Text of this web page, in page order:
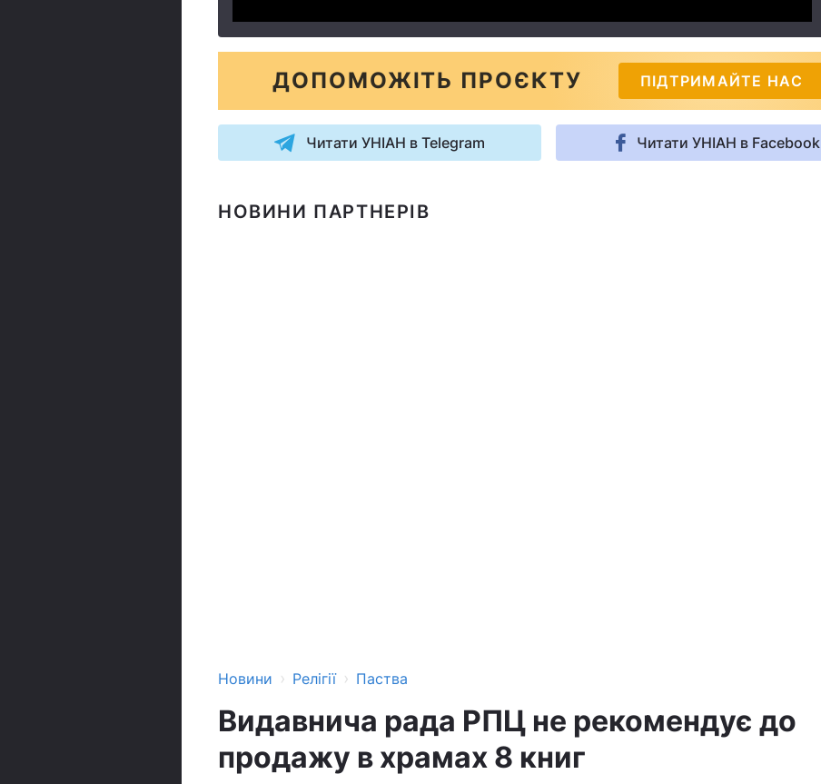
ДОПОМОЖІТЬ ПРОЄКТУ ПІДТРИМАЙТЕ НАС
Читати УНІАН в Telegram Читати УНІАН в Facebook
НОВИНИ ПАРТНЕРІВ
Новини › Релігії › Паства
Видавнича рада РПЦ не рекомендує до
продажу в храмах 8 книг